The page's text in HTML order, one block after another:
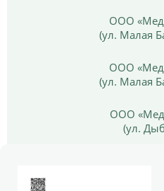
ООО
(ул. Малая
ООО
(ул. Малая
ООО
(ул.